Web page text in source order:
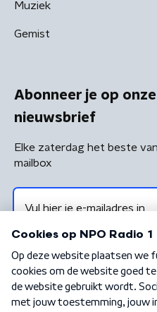
Muziek
Gemist
Abonneer je op
nieuwsbrief
Elke zaterdag het beste
mailbox
Algemene voorwaarden